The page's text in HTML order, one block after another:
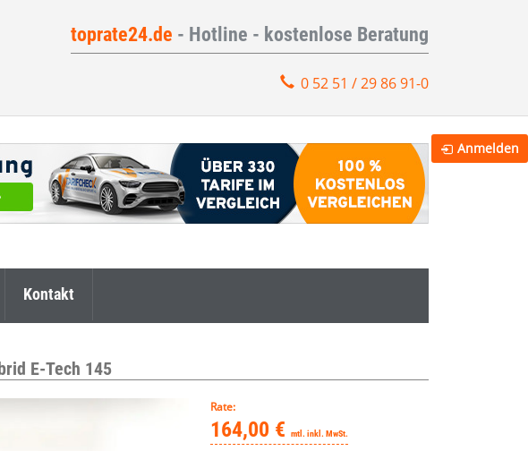
toprate24.de - Hotline - kostenlose Beratung
0 52 51 / 29 86 91-0
Kontakt
E-Tech 145
Rate:
164,00 € mtl. inkl. MwSt.
Anmelden